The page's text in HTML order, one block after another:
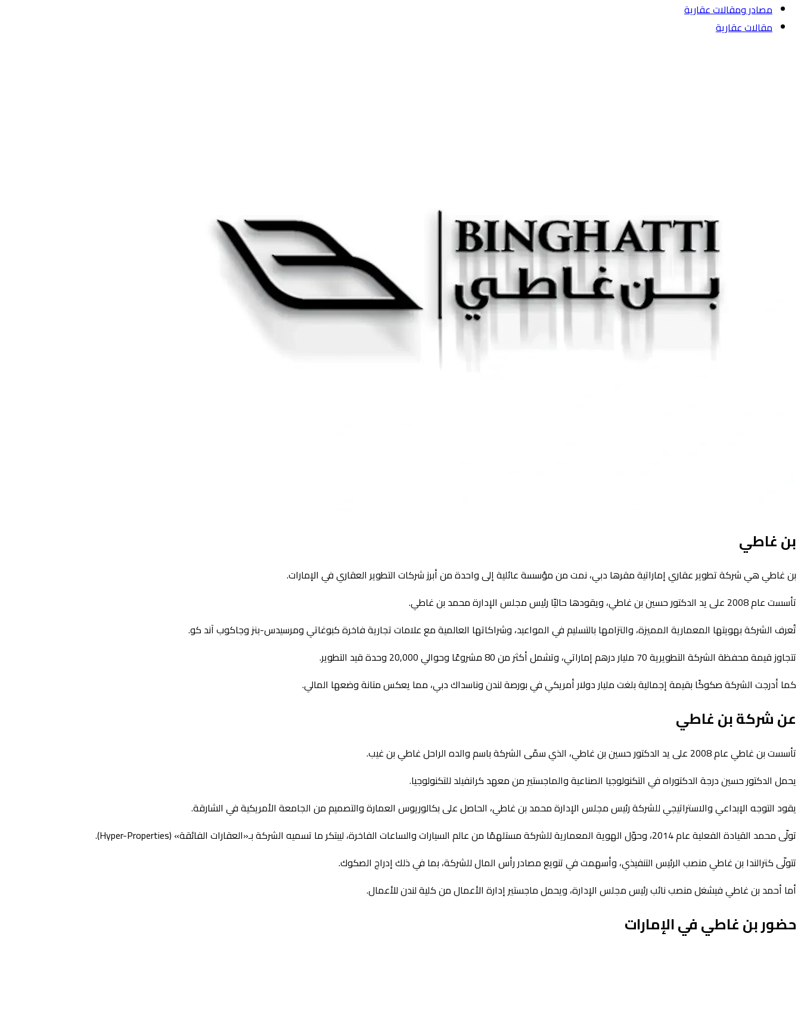
مصادر ومقالات عقارية
مقالات عقارية
بن غاطي
بن غاطي هي شركة تطوير عقاري إماراتية مقرها دبي، نمت من مؤسسة عائلية إلى واحدة من أبرز شركات التطوير العقاري في الإمارات.
تأسست عام 2008 على يد الدكتور حسين بن غاطي، ويقودها حاليّا رئيس مجلس الإدارة محمد بن غاطي.
تُعرف الشركة بهويتها المعمارية المميزة، والتزامها بالتسليم في المواعيد، وشراكاتها العالمية مع علامات تجارية فاخرة كبوغاتي ومرسيدس-بنز وجاكوب آند كو.
تتجاوز قيمة محفظة الشركة التطويرية 70 مليار درهم إماراتي، وتشمل أكثر من 80 مشروعًا وحوالي 20,000 وحدة قيد التطوير.
كما أدرجت الشركة صكوكًا بقيمة إجمالية بلغت مليار دولار أمريكي في بورصة لندن وناسداك دبي، مما يعكس متانة وضعها المالي.
عن شركة بن غاطي
تأسست بن غاطي عام 2008 على يد الدكتور حسين بن غاطي، الذي سمّى الشركة باسم والده الراحل غاطي بن غيب.
يحمل الدكتور حسين درجة الدكتوراه في التكنولوجيا الصناعية والماجستير من معهد كرانفيلد للتكنولوجيا.
يقود التوجه الإبداعي والاستراتيجي للشركة رئيس مجلس الإدارة محمد بن غاطي، الحاصل على بكالوريوس العمارة والتصميم من الجامعة الأمريكية في الشارقة.
تولّى محمد القيادة الفعلية عام 2014، وحوّل الهوية المعمارية للشركة مستلهمًا من عالم السيارات والساعات الفاخرة، ليبتكر ما تسميه الشركة بـ«العقارات الفائقة» (Hyper-Properties).
تتولّى كترالندا بن غاطي منصب الرئيس التنفيذي، وأسهمت في تنويع مصادر رأس المال للشركة، بما في ذلك إدراج الصكوك.
أما أحمد بن غاطي فيشغل منصب نائب رئيس مجلس الإدارة، ويحمل ماجستير إدارة الأعمال من كلية لندن للأعمال.
حضور بن غاطي في الإمارات